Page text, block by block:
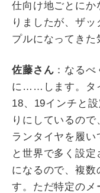
仕向け地ごとにか
りましたが、ザ
プルになってきた
佐藤さん ：なる
に……します。タ
18、 19インチと設
りにしているので
ランタイヤを履い
と世界で多く設
になるので、複数
す。ただ特定のメ